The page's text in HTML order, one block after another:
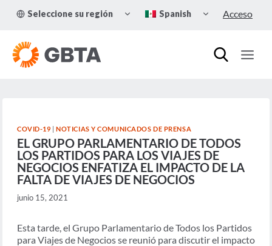
Seleccione su región
TOGGLE
CHILD
Spanish
CHILDAcceso
COVID-19 |NOTICIAS Y COMUNICADOS DE PRENSA
EL GRUPO PARLAMENTARIO DE TODOS
LOS PARTIDOS PARA LOS VIAJES DE
NEGOCIOS ENFATIZA EL IMPACTO DE LA
FALTA DE VIAJES DE NEGOCIOS
junio 15, 2021
Esta tarde, el Grupo Parlamentario de Todos los Partidos
para Viajes de Negocios se reunió para discutir el impacto